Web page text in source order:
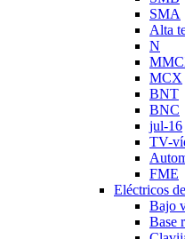
SMA
Alta
N
MCX
BNT
BNC
jul-16
TV-
FME
Eléctricos
Bajo
Base